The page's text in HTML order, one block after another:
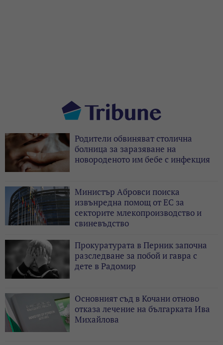
Родители обвиняват столична
болница за заразяване на
новороденото им бебе с инфекция
Министър Абровси поиска
извънредна помощ от ЕС за
секторите млекопроизводство и
свиневъдство
Прокуратурата в Перник започна
разследване за побой и гавра с
дете в Радомир
Основният съд в Кочани отново
отказа лечение на българката Ива
Михайлова